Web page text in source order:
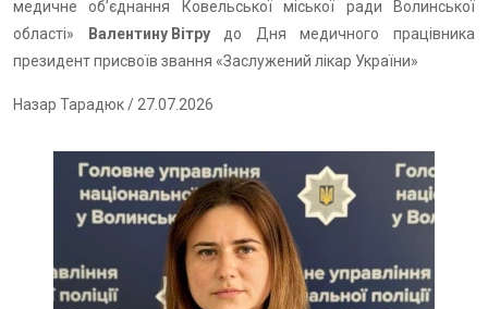
медичне об’єднання Ковельської міської ради Волинської
області»
Валентину Вітрудо Дня медичного працівника
президент присвоїв звання «Заслужений лікар України»
Назар Тарадюк/ 27.07.2026